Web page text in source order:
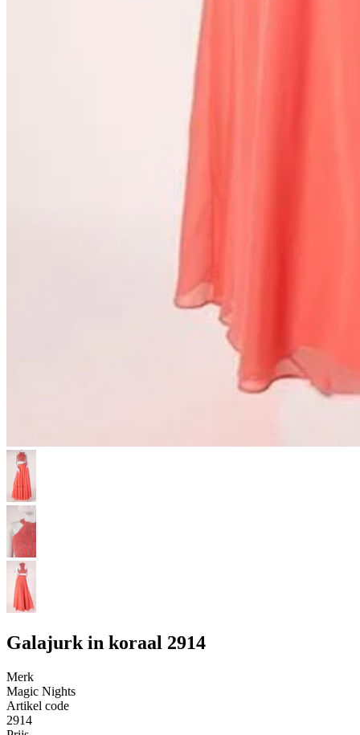
Galajurk in koraal 2914
Merk
Magic Nights
Artikel code
2914